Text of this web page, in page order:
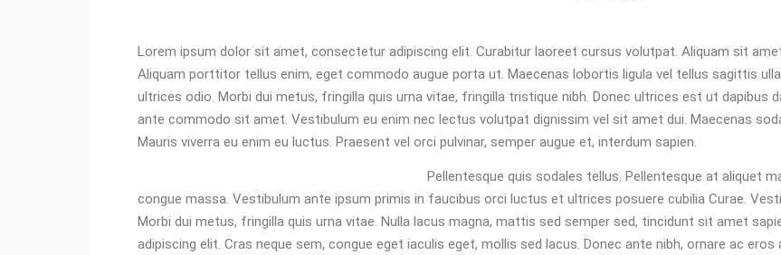
Lorem ipsum dolor sit amet, consectetur adipiscing elit. Curabitur laoreet cursus volutpat. Aliquam sit
Aliquam porttitor tellus enim, eget commodo augue porta ut. Maecenas lobortis ligula vel tellus sagittis
ultrices odio. Morbi dui metus, fringilla quis urna vitae, fringilla tristique nibh. Donec ultrices est ut dapibus
ante commodo sit amet. Vestibulum eu enim nec lectus volutpat dignissim vel sit amet dui. Maecenas
Mauris viverra eu enim eu luctus. Praesent vel orci pulvinar, semper augue et, interdum sapien.
Pellentesque quis sodales tellus. Pellentesque at aliquet
congue massa. Vestibulum ante ipsum primis in faucibus orci luctus et ultrices posuere cubilia Curae.
Morbi dui metus, fringilla quis urna vitae. Nulla lacus magna, mattis sed semper sed, tincidunt sit amet
adipiscing elit. Cras neque sem, congue eget iaculis eget, mollis sed lacus. Donec ante nibh, ornare ac